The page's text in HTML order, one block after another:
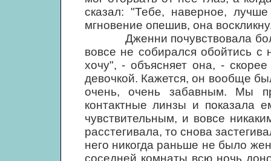
сказал: "Тебе, наверное,
мгновение опешив, она
Дженни почувствовала
вовсе не собирался обойтись
хочу", - объясняет она, -
девочкой. Кажется, он вообще
очень, очень забавным. Мы
контактные линзы и показала
чувствительным, и вовсе
расстегивала, то снова
него никогда раньше не было
соседней комнаты всю ночь